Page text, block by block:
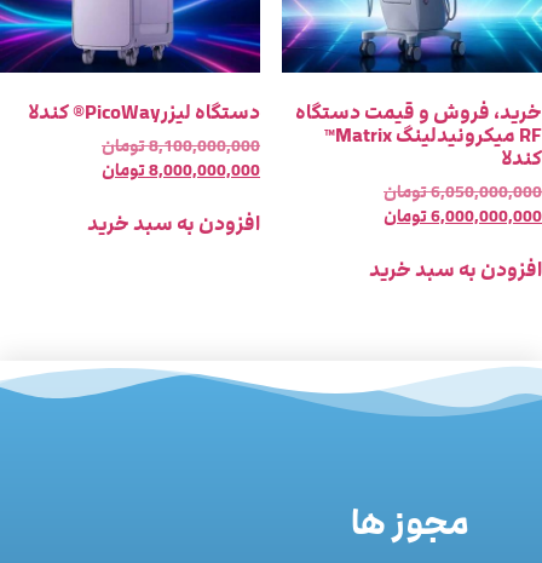
فروش و قیمت دستگاه
RF میکرونیدلینگ Matrix™
تومان
تومان
به سبد خرید
دستگاه لیزرPicoWay® کندلا
8,100,000,000تومان
8,000,000,000تومان
افزودن به سبد خرید
مجوز ها